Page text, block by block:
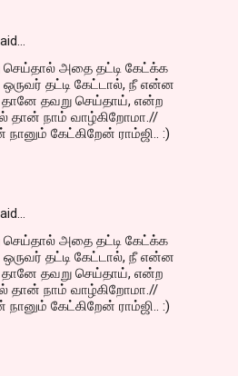
செய்தால் அதை தட்டி கேட்க்க
ஒருவர் தட்டி கேட்டால், நீ என்ன
தானே தவறு செய்தாய், என்ற
தான் நாம் வாழ்கிறோமா.//
கேட்கிறேன் ராம்ஜி.. :)
செய்தால் அதை தட்டி கேட்க்க
ஒருவர் தட்டி கேட்டால், நீ என்ன
தானே தவறு செய்தாய், என்ற
தான் நாம் வாழ்கிறோமா.//
கேட்கிறேன் ராம்ஜி.. :)